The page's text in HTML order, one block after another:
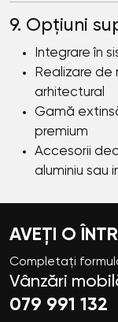
9. Opțiuni
Integrare în
Realizare
arhitectural
Gamă
premium
Accesorii
aluminiu sau
AVEȚI O
Completați
Vânzări
079 991 132